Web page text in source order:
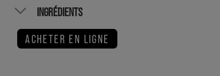
INGRÉDIENTS
ACHETER EN LIGNE